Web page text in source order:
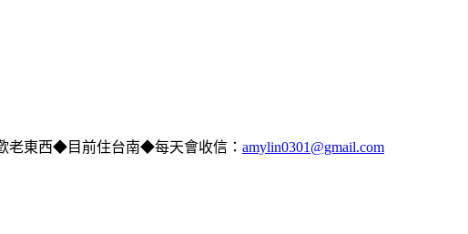
東西◆目前住台南◆每天會收信： amylin0301@gmail.com